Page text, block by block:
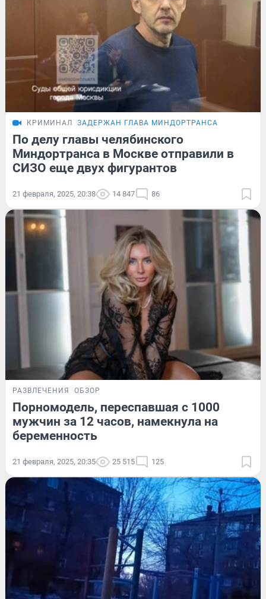
КРИМИНАЛ ЗАДЕРЖАН ГЛАВА МИНДОРТРАНСА
По делу главы челябинского
Миндортранса в Москве отправили в
СИЗО еще двух фигурантов
21 февраля, 2025, 20:38 14 847 86
РАЗВЛЕЧЕНИЯ ОБЗОР
Порномодель, переспавшая с 1000
мужчин за 12 часов, намекнула на
беременность
21 февраля, 2025, 20:35 25 515 125